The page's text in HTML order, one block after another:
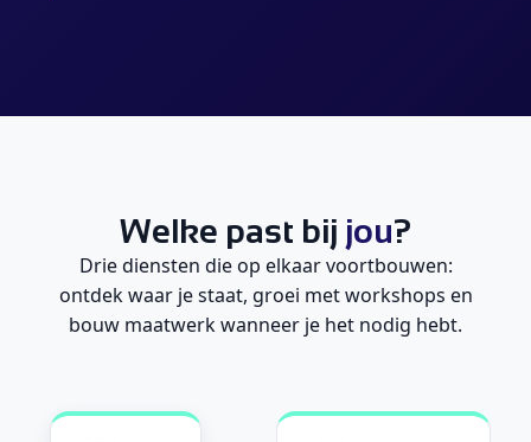
Welke past bij jou?
Drie diensten die op elkaar voortbouwen:
ontdek waar je staat, groei met workshops en
bouw maatwerk wanneer je het nodig hebt.